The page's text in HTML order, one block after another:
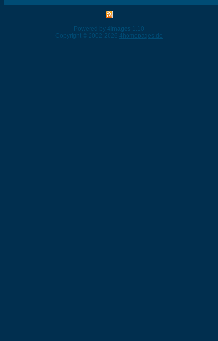
Powered by 4images 1.10
Copyright © 2002-2026 4homepages.de